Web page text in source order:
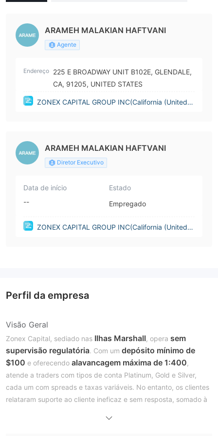
ARAMEH MALAKIAN HAFTVANI
Agente
Endereço 225 E BROADWAY UNIT B102E, GLENDALE,
CA, 91205, UNITED STATES
ZONEX CAPITAL GROUP INC(California (United S
ARAMEH MALAKIAN HAFTVANI
Diretor Executivo
Data de início
--
Estado
Empregado
ZONEX CAPITAL GROUP INC(California (United S
Perfil da empresa
Visão Geral
Zonex Capital, sediado nas Ilhas Marshall, opera sem
supervisão regulatória. Com um depósito mínimo de
$100 e oferecendo alavancagem máxima de 1:400,
atende a traders com tipos de conta Platinum, Gold e Silver,
cada um com spreads e taxas variáveis. No entanto, os clientes
relataram suporte ao cliente ineficaz e sem resposta, somado à